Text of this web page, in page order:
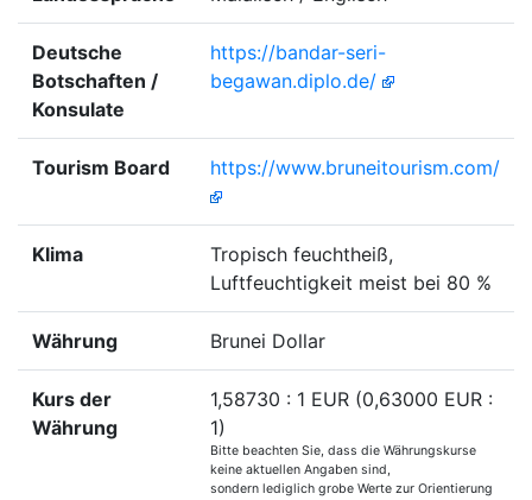
Deutsche
Botschaften /
Konsulate
https://bandar-seri-
begawan.diplo.de/
Tourism Board https://www.bruneitourism.com/
Klima
Tropisch feuchtheiß,
Luftfeuchtigkeit meist bei 80 %
Währung Brunei Dollar
Kurs der
Währung
1,58730 : 1 EUR (0,63000 EUR :
1)
Bitte beachten Sie, dass die Währungskurse
keine aktuellen Angaben sind,
sondern lediglich grobe Werte zur Orientierung